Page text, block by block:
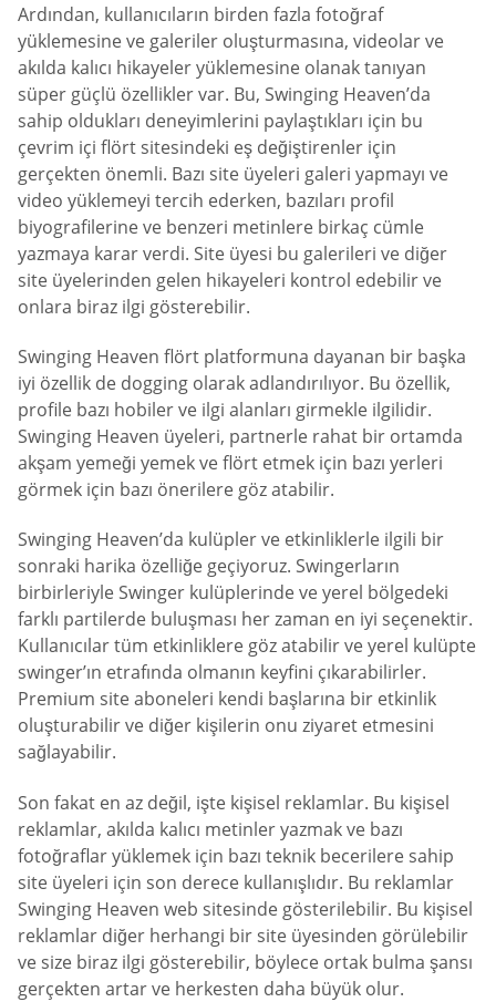
Ardından, kullanıcıların birden fazla fotoğraf
yüklemesine ve galeriler oluşturmasına, videolar ve
akılda kalıcı hikayeler yüklemesine olanak tanıyan
süper güçlü özellikler var. Bu, Swinging Heaven’da
sahip oldukları deneyimlerini paylaştıkları için bu
çevrim içi flört sitesindeki eş değiştirenler için
gerçekten önemli. Bazı site üyeleri galeri yapmayı ve
video yüklemeyi tercih ederken, bazıları profil
biyografilerine ve benzeri metinlere birkaç cümle
yazmaya karar verdi. Site üyesi bu galerileri ve diğer
site üyelerinden gelen hikayeleri kontrol edebilir ve
onlara biraz ilgi gösterebilir.
Swinging Heaven flört platformuna dayanan bir başka
iyi özellik de dogging olarak adlandırılıyor. Bu özellik,
profile bazı hobiler ve ilgi alanları girmekle ilgilidir.
Swinging Heaven üyeleri, partnerle rahat bir ortamda
akşam yemeği yemek ve flört etmek için bazı yerleri
görmek için bazı önerilere göz atabilir.
Swinging Heaven’da kulüpler ve etkinliklerle ilgili bir
sonraki harika özelliğe geçiyoruz. Swingerların
birbirleriyle Swinger kulüplerinde ve yerel bölgedeki
farklı partilerde buluşması her zaman en iyi seçenektir.
Kullanıcılar tüm etkinliklere göz atabilir ve yerel kulüpte
swinger’ın etrafında olmanın keyfini çıkarabilirler.
Premium site aboneleri kendi başlarına bir etkinlik
oluşturabilir ve diğer kişilerin onu ziyaret etmesini
sağlayabilir.
Son fakat en az değil, işte kişisel reklamlar. Bu kişisel
reklamlar, akılda kalıcı metinler yazmak ve bazı
fotoğraflar yüklemek için bazı teknik becerilere sahip
site üyeleri için son derece kullanışlıdır. Bu reklamlar
Swinging Heaven web sitesinde gösterilebilir. Bu kişisel
reklamlar diğer herhangi bir site üyesinden görülebilir
ve size biraz ilgi gösterebilir, böylece ortak bulma şansı
gerçekten artar ve herkesten daha büyük olur.